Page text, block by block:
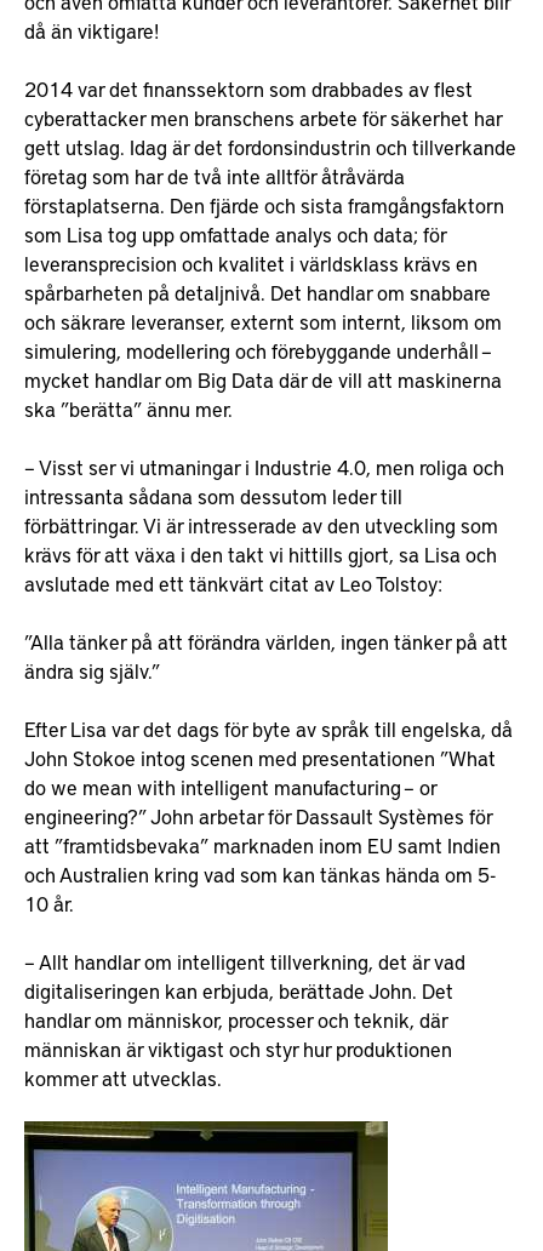
då än viktigare!
2014 var det finanssektorn som drabbades av flest
cyberattacker men branschens arbete för säkerhet har
gett utslag. Idag är det fordonsindustrin och tillverkande
företag som har de två inte alltför åtråvärda
förstaplatserna. Den fjärde och sista framgångsfaktorn
som Lisa tog upp omfattade analys och data; för
leveransprecision och kvalitet i världsklass krävs en
spårbarheten på detaljnivå. Det handlar om snabbare
och säkrare leveranser, externt som internt, liksom om
simulering, modellering och förebyggande underhåll –
mycket handlar om Big Data där de vill att maskinerna
ska ”berätta” ännu mer.
– Visst ser vi utmaningar i Industrie 4.0, men roliga och
intressanta sådana som dessutom leder till
förbättringar. Vi är intresserade av den utveckling som
krävs för att växa i den takt vi hittills gjort, sa Lisa och
avslutade med ett tänkvärt citat av Leo Tolstoy:
”Alla tänker på att förändra världen, ingen tänker på att
ändra sig själv.”
Efter Lisa var det dags för byte av språk till engelska, då
John Stokoe intog scenen med presentationen ”What
do we mean with intelligent manufacturing – or
engineering?” John arbetar för Dassault Systèmes för
att ”framtidsbevaka” marknaden inom EU samt Indien
och Australien kring vad som kan tänkas hända om 5-
10 år.
– Allt handlar om intelligent tillverkning, det är vad
digitaliseringen kan erbjuda, berättade John. Det
handlar om människor, processer och teknik, där
människan är viktigast och styr hur produktionen
kommer att utvecklas.